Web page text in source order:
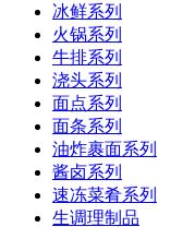
冰鲜系列
火锅系列
牛排系列
浇头系列
面点系列
面条系列
油炸裹面系列
酱卤系列
速冻菜肴系列
生调理制品